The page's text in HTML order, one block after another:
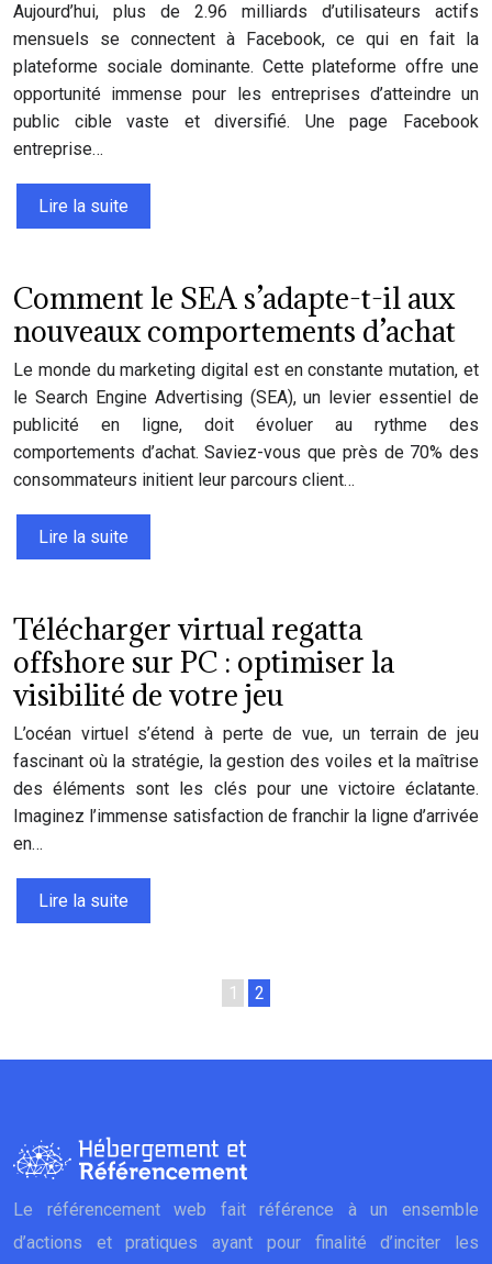
Aujourd’hui, plus de 2.96 milliards d’utilisateurs actifs
mensuels se connectent à Facebook, ce qui en fait la
plateforme sociale dominante. Cette plateforme offre une
opportunité immense pour les entreprises d’atteindre un
public cible vaste et diversifié. Une page Facebook
entreprise…
Lire la suite
Comment le SEA s’adapte-t-il aux
nouveaux comportements d’achat
Le monde du marketing digital est en constante mutation, et
le Search Engine Advertising (SEA), un levier essentiel de
publicité en ligne, doit évoluer au rythme des
comportements d’achat. Saviez-vous que près de 70% des
consommateurs initient leur parcours client…
Lire la suite
Télécharger virtual regatta
offshore sur PC : optimiser la
visibilité de votre jeu
L’océan virtuel s’étend à perte de vue, un terrain de jeu
fascinant où la stratégie, la gestion des voiles et la maîtrise
des éléments sont les clés pour une victoire éclatante.
Imaginez l’immense satisfaction de franchir la ligne d’arrivée
en…
Lire la suite
1 2
Le référencement web fait référence à un ensemble
d’actions et pratiques ayant pour finalité d’inciter les